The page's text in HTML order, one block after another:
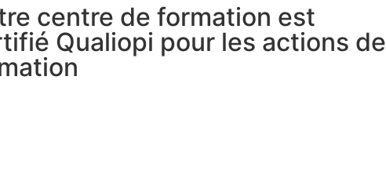
centre de formation est
Qualiopi pour les actions de